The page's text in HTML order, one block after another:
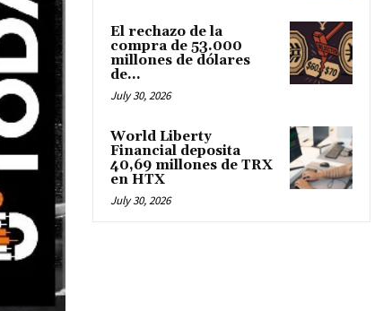
El rechazo de la
compra de 53.000
millones de dólares
de...
July 30, 2026
World Liberty
Financial deposita
40,69 millones de TRX
en HTX
July 30, 2026